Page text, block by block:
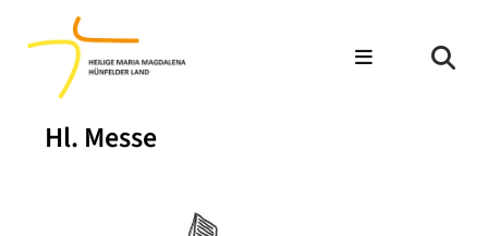
Hl. Messe